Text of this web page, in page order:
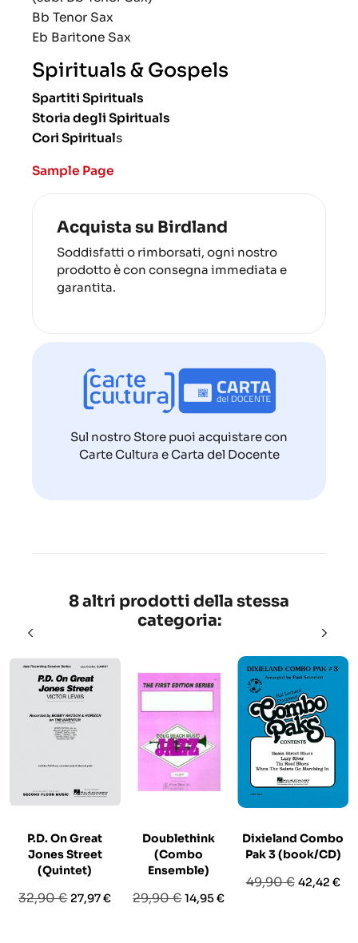
Bb Tenor Sax
Eb Baritone Sax
Spirituals & Gospels
Spartiti Spirituals
Storia degli Spirituals
Cori Spirituals
Sample Page
Acquista su Birdland
Soddisfatti o rimborsati, ogni nostro
prodotto è con consegna immediata e
garantita.
Sul nostro Store puoi acquistare con
Carte Cultura e Carta del Docente
8 altri prodotti della stessa
categoria:
P.D. On Great
Jones Street
(Quintet)
Prezzo
32,90 € Prezzo
27,97 €
Doublethink
(Combo
Ensemble)
Prezzo
29,90 €Prezzo
14,95 €
Dixieland Combo
Pak 3 (book/CD)
Prezzo
49,90 € Prezzo
42,42 €